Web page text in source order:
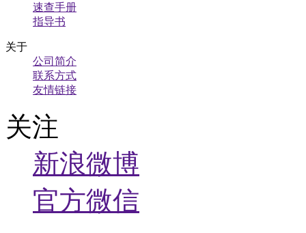
速查手册
指导书
关于
公司简介
联系方式
友情链接
关注
新浪微博
官方微信